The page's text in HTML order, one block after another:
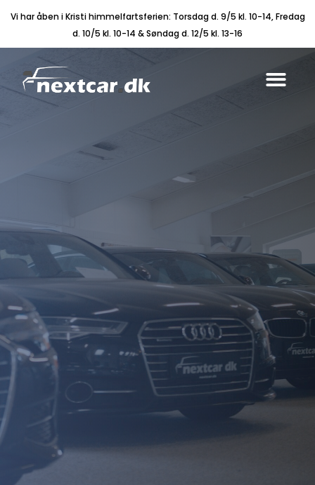
Vi har åben i Kristi himmelfartsferien: Torsdag d. 9/5 kl. 10-14, Fredag
d. 10/5 kl. 10-14 & Søndag d. 12/5 kl. 13-16